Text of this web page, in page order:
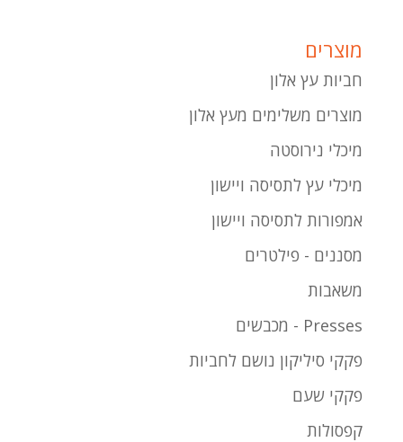
מוצרים
חביות עץ אלון
מוצרים משלימים מעץ אלון
מיכלי נירוסטה
מיכלי עץ לתסיסה ויישון
אמפורות לתסיסה ויישון
מסננים - פילטרים
משאבות
Presses - מכבשים
פקקי סיליקון נושם לחביות
פקקי שעם
קפסולות